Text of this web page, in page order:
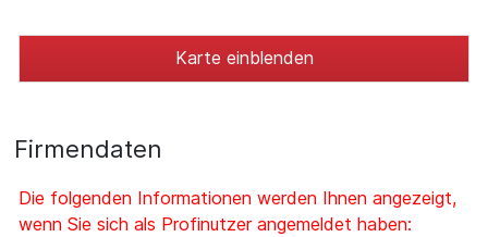
Karte einblenden
Firmendaten
Die folgenden Informationen werden Ihnen angezeigt,
wenn Sie sich als Profinutzer angemeldet haben: